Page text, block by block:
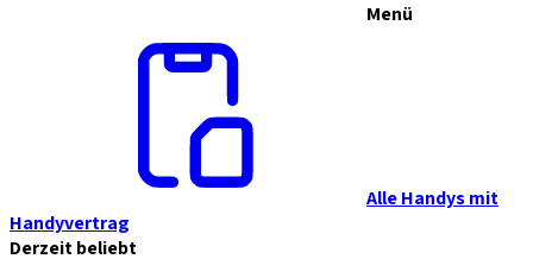
Menü
Alle Handys mit
Handyvertrag
Derzeit beliebt